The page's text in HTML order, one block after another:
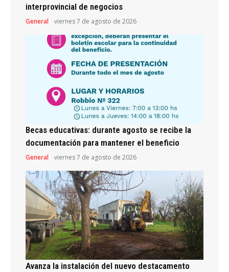
interprovincial de negocios
General viernes 7 de agosto de 2026
Becas educativas: durante agosto se recibe la
documentación para mantener el beneficio
General viernes 7 de agosto de 2026
Avanza la instalación del nuevo destacamento